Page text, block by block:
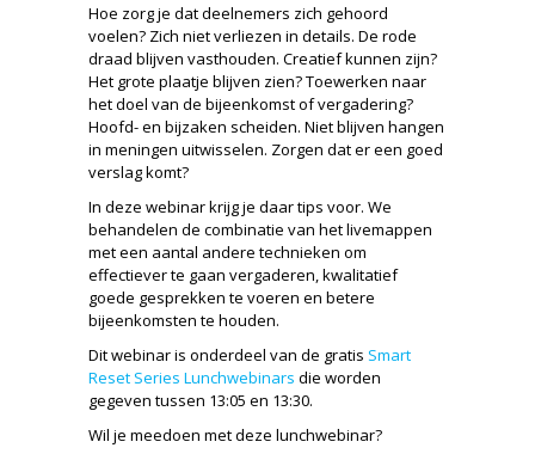
Hoe zorg je dat deelnemers zich gehoord
voelen? Zich niet verliezen in details. De rode
draad blijven vasthouden. Creatief kunnen zijn?
Het grote plaatje blijven zien? Toewerken naar
het doel van de bijeenkomst of vergadering?
Hoofd- en bijzaken scheiden. Niet blijven hangen
in meningen uitwisselen. Zorgen dat er een goed
verslag komt?
In deze webinar krijg je daar tips voor. We
behandelen de combinatie van het livemappen
met een aantal andere technieken om
effectiever te gaan vergaderen, kwalitatief
goede gesprekken te voeren en betere
bijeenkomsten te houden.
Dit webinar is onderdeel van de gratis Smart
Reset Series Lunchwebinars die worden
gegeven tussen 13:05 en 13:30.
Wil je meedoen met deze lunchwebinar?